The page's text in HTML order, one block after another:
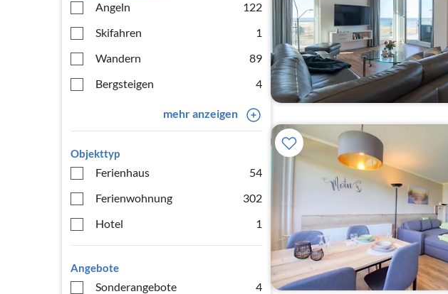
Angeln
122
Skifahren
1
Wandern
89
Bergsteigen
4
mehr anzeigen
Objekttyp
Ferienhaus
54
Ferienwohnung
302
Hotel
1
Angebote
Sonderangebote
4